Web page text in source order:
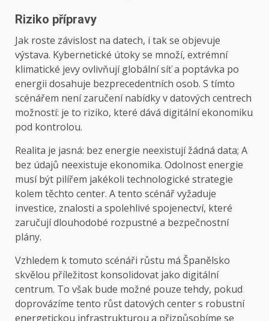
Riziko přípravy
Jak roste závislost na datech, i tak se objevuje
výstava. Kybernetické útoky se množí, extrémní
klimatické jevy ovlivňují globální síť a poptávka po
energii dosahuje bezprecedentních osob. S tímto
scénářem není zaručení nabídky v datových centrech
možností: je to riziko, které dává digitální ekonomiku
pod kontrolou.
Realita je jasná: bez energie neexistují žádná data; A
bez údajů neexistuje ekonomika. Odolnost energie
musí být pilířem jakékoli technologické strategie
kolem těchto center. A tento scénář vyžaduje
investice, znalosti a spolehlivé spojenectví, které
zaručují dlouhodobé rozpustné a bezpečnostní
plány.
Vzhledem k tomuto scénáři růstu má Španělsko
skvělou příležitost konsolidovat jako digitální
centrum. To však bude možné pouze tehdy, pokud
doprovázíme tento růst datových center s robustní
energetickou infrastrukturou a přizpůsobíme se